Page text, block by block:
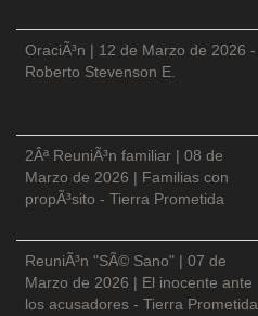
OraciÃ³n | 12 de Marzo de 2026 -
Roberto Stevenson E.
2Âª ReuniÃ³n familiar | 08 de
Marzo de 2026 | Familias con
propÃ³sito - Tierra Prometida
ReuniÃ³n "SÃ© Sano" | 07 de
Marzo de 2026 | El inocente ante
los acusadores - Tierra Prometida